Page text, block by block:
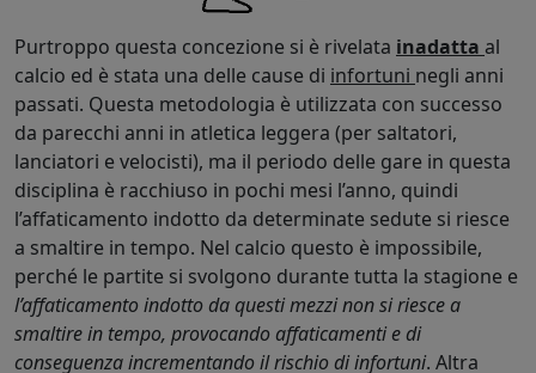
Purtroppo questa concezione si è rivelata inadatta al
calcio ed è stata una delle cause di infortuni negli anni
passati. Questa metodologia è utilizzata con successo
da parecchi anni in atletica leggera (per saltatori,
lanciatori e velocisti), ma il periodo delle gare in questa
disciplina è racchiuso in pochi mesi l’anno, quindi
l’affaticamento indotto da determinate sedute si riesce
a smaltire in tempo. Nel calcio questo è impossibile,
perché le partite si svolgono durante tutta la stagione e
l’affaticamento indotto da questi mezzi non si riesce a
smaltire in tempo, provocando affaticamenti e di
conseguenza incrementando il rischio di infortuni. Altra